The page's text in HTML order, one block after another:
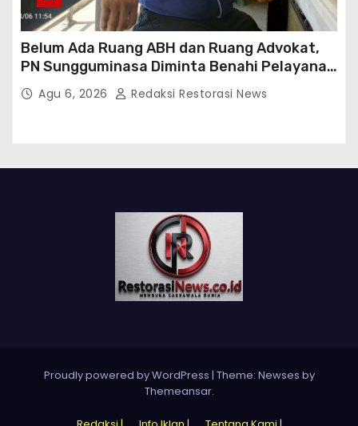
Belum Ada Ruang ABH dan Ruang Advokat,
PN Sungguminasa Diminta Benahi Pelayanan
PublikAgu 6, 2026 Redaksi Restorasi News
Proudly powered by WordPress | Theme: Newses by
Themeansar.